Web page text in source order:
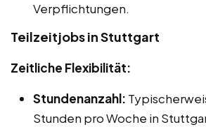
Verpflichtungen.
Teilzeitjobs in Stuttgart
Zeitliche Flexibilität:
Stundenanzahl:
Stunden pro Woche in